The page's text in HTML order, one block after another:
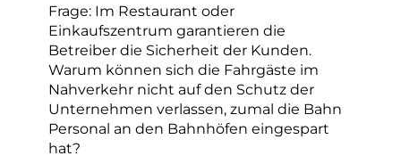
Frage: Im Restaurant oder
Einkaufszentrum garantieren die
Betreiber die Sicherheit der Kunden.
Warum können sich die Fahrgäste im
Nahverkehr nicht auf den Schutz der
Unternehmen verlassen, zumal die Bahn
Personal an den Bahnhöfen eingespart
hat?